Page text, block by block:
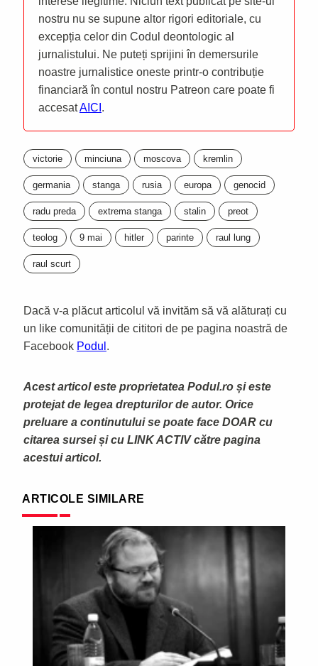
nostru nu se supune altor rigori editoriale, cu
excepția celor din Codul deontologic al
jurnalistului. Ne puteți sprijini în demersurile
noastre jurnalistice oneste printr-o contribuție
financiară în contul nostru Patreon care poate fi
accesatAICI .
victorie minciuna moscova kremlin
germania stanga rusia europa genocid
radu preda extrema stanga stalin preot
teolog 9 mai hitler parinte raul lung
raul scurt
Dacă v-a plăcut articolul vă invităm să vă alăturați cu
un like comunității de cititori de pe pagina noastră de
Facebook Podul .
Acest articol este proprietatea Podul.ro și este
protejat de legea drepturilor de autor. Orice
preluare a continutului se poate face DOAR cu
citarea sursei și cu LINK ACTIV către pagina
acestui articol.
ARTICOLE SIMILARE